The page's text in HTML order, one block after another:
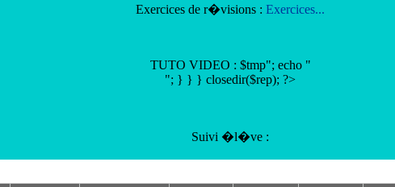
Exercices de r�visions : Exercices...
TUTO VIDEO : $tmp"; echo "
"; } } } closedir($rep); ?>
Suivi �l�ve :